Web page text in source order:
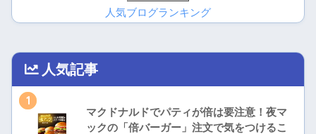
人気ブログランキング
人気記事
1
マクドナルドでパティが倍は要注意！夜マ
ックの「倍バーガー」注文で気をつけるこ